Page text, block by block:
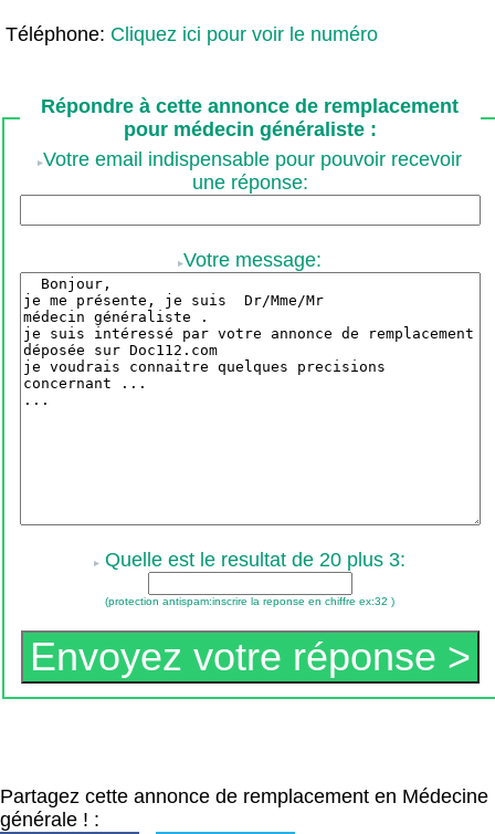
Téléphone: Cliquez ici pour voir le numéro
Répondre à cette annonce de remplacement
pour médecin généraliste :
Votre email indispensable pour pouvoir recevoir
une réponse:
Votre message:
Quelle est le resultat de 20 plus 3:
(protection antispam:inscrire la reponse en chiffre ex:32 )
Partagez cette annonce de remplacement en Médecine
générale ! :